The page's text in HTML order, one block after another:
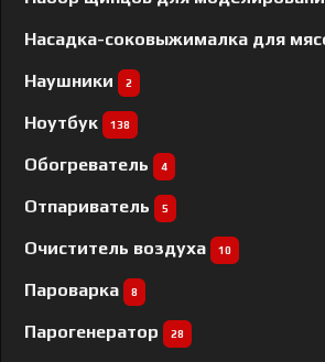
Насадка-соковыжималка для
Наушники 2
Ноутбук 138
Обогреватель 4
Отпариватель 5
Очиститель воздуха 10
Пароварка 8
Парогенератор 28